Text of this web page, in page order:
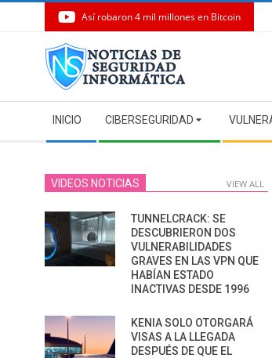
Así robaron 4 mil millones en Bitcoin
Navigation
Menu
INICIO CIBERSEGURIDAD
VIDEOS NOTICIAS VIEW ALL
TUNNELCRACK: SE
DESCUBRIERON DOS
VULNERABILIDADES
GRAVES EN LAS VPN QUE
HABÍAN ESTADO
INACTIVAS DESDE 1996
KENIA SOLO OTORGARÁ
VISAS A LA LLEGADA
DESPUÉS DE QUE EL